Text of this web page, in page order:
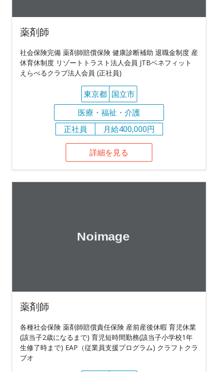
薬剤師
社会保険完備 薬剤師賠償保険 健康診断補助 退職金制度 産
休育休制度 リゾートトラスト法人会員 JTBベネフィット
えらべるクラブ法人会員 (正社員)
東京都 国立市
医療・福祉・介護
正社員
月給400,000円
詳細を見る
薬剤師
各種社会保険 薬剤師賠償責任保険 産前産後休暇 育児休業
(該当子2歳になるまで) 育児短時間勤務(該当子小学校1年
生修了時まで) EAP（従業員支援プログラム) クラフトクラ
ブオ